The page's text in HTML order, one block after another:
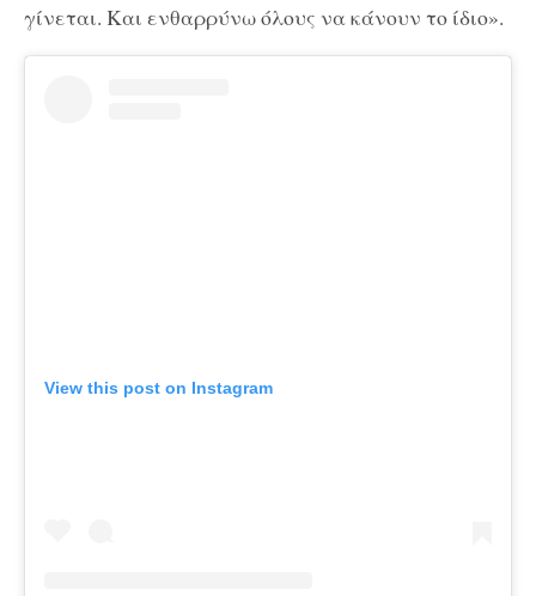
γίνεται. Και ενθαρρύνω όλους να κάνουν το ίδιο».
View this post on Instagram